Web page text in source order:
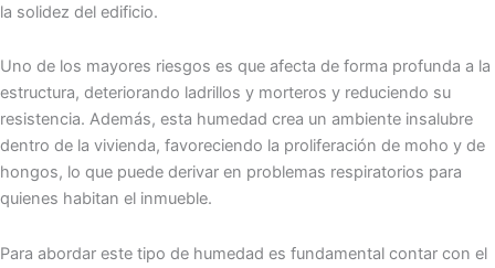
la solidez del edificio.
Uno de los mayores riesgos es que afecta de forma profunda a la
estructura, deteriorando ladrillos y morteros y reduciendo su
resistencia. Además, esta humedad crea un ambiente insalubre
dentro de la vivienda, favoreciendo la proliferación de moho y de
hongos, lo que puede derivar en problemas respiratorios para
quienes habitan el inmueble.
Para abordar este tipo de humedad es fundamental contar con el